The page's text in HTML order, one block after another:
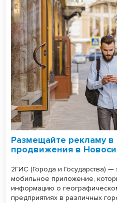
Размещайте рекламу
продвижения в
2ГИС (Города и Государства) —
мобильное приложение,
информацию о
предприятиях в различных